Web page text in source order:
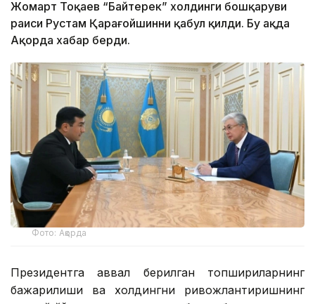
Жомарт Тоқаев “Байтерек” холдинги бошқаруви
раиси Рустам Қарағойшинни қабул қилди. Бу ҳақда
Ақорда хабар берди.
Фото: Ақорда
Президентга аввал берилган топшириқларнинг
бажарилиши ва холдингни ривожлантиришнинг